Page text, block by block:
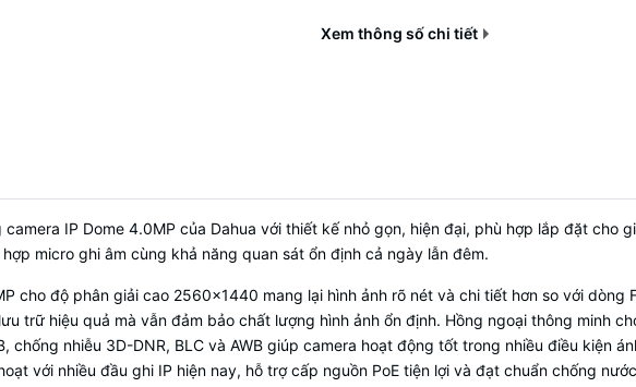
Chất liệu Kim loại + nhựa
DC12V hoặc PoE (802.3af), công suất
Xem thông số chi tiết
camera IP Dome 4.0MP của Dahua với thiết kế nhỏ gọn, hiện đại, phù hợp lắp đặt
micro ghi âm cùng khả năng quan sát ổn định cả ngày lẫn đêm.
cho độ phân giải cao 2560×1440 mang lại hình ảnh rõ nét và chi tiết hơn so với dòng
trữ hiệu quả mà vẫn đảm bảo chất lượng hình ảnh ổn định. Hồng ngoại thông minh
chống nhiễu 3D-DNR, BLC và AWB giúp camera hoạt động tốt trong nhiều điều kiện
với nhiều đầu ghi IP hiện nay, hỗ trợ cấp nguồn PoE tiện lợi và đạt chuẩn chống